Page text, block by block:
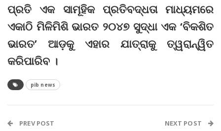
ପ୍ରତି ଏକ ସାମୂହିକ ପ୍ରତିବଦ୍ଧତା ମାଧ୍ୟମରେ
ଏକାଠି ମିଳିମିଶି ଭାରତ ୨୦୪୭ ସୁଦ୍ଧା ଏକ ‘ବିକଶିତ
ଭାରତ’ ଆଡ଼କୁ ଏହାର ଯାତ୍ରାକୁ ତ୍ୱରାନ୍ୱିତ
କରିପାରିବ ।
pib news
PREV POST NEXT POST